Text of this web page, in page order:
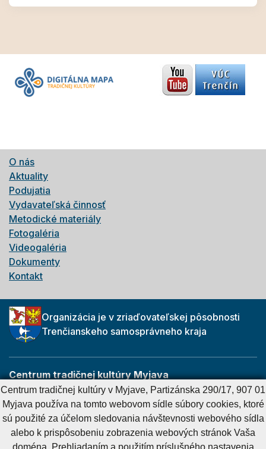
O nás
Aktuality
Podujatia
Vydavateľská činnosť
Metodické materiály
Fotogaléria
Videogaléria
Dokumenty
Kontakt
Organizácia je v zriaďovateľskej pôsobnosti
Trenčianskeho samosprávneho kraja
Centrum tradičnej kultúry Myjava
Partizánska 290/17
907 01 Myjava
Cookies nastavenieCookies - viac informáciíVyhlásenie o prístupnosti
Technický prevádzkovateľ
Správca obsahu
Centrum tradičnej kultúry v Myjave, Partizánska 290/17, 907 01
Myjava používa na tomto webovom sídle súbory cookies, ktoré
sú použité za účelom sledovania návštevnosti webového sídla
alebo k prispôsobeniu zobrazenia webových stránok Vaša
doména. Prehliadaním a použitím príslušného nastavenia